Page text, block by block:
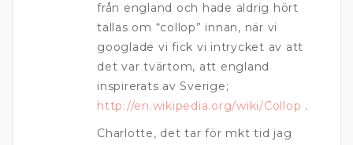
från england och hade aldrig hört
tallas om “collop” innan, när vi
googlade vi fick vi intrycket av att
det var tvärtom, att england
inspirerats av Sverige;
http://en.wikipedia.org/wiki/Collop .
Charlotte, det tar för mkt tid jag